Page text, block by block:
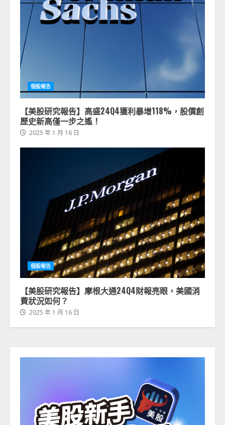
個股報告
【美股研究報告】高盛24Q4獲利暴增118%，股價創
歷史新高僅一步之遙！
2025 年 1 月 16 日
個股報告
【美股研究報告】摩根大通24Q4財報亮眼，美國消
費狀況如何？
2025 年 1 月 16 日